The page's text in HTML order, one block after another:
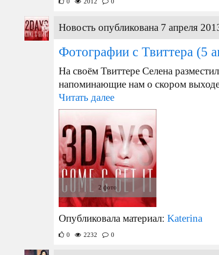
Новость опубликована 7 апреля
Фотографии с Твиттера (5
На своём Твиттере Селена
напоминающие нам о скором
Читать далее
2 фото
Опубликовала материал: Katerina
0 2232 0